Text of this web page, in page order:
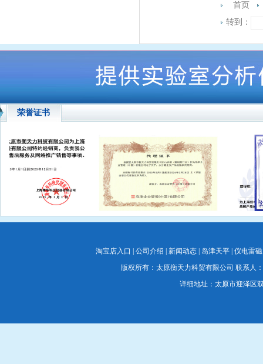
首页
转到：
荣誉证书
淘宝店入口 公司介绍 新闻动态| 岛津天平| 仪电雷磁
版权所有：太原衡天力科贸有限公司 联系人：
详细地址：太原市迎泽区